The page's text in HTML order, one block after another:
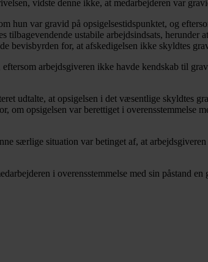
vidste denne ikke, at medarbejderen var
hun var gravid på opsigelsestidspunktet, og
ustabile arbejdsindsats, herunder
bevisbyrden for, at afskedigelsen ikke skyldtes
arbejdsgiveren ikke havde kendskab til
udtalte, at opsigelsen i det væsentlige skyldtes
om opsigelsen var berettiget i overensstemmelse
særlige situation var betinget af, at
i overensstemmelse med sin påstand